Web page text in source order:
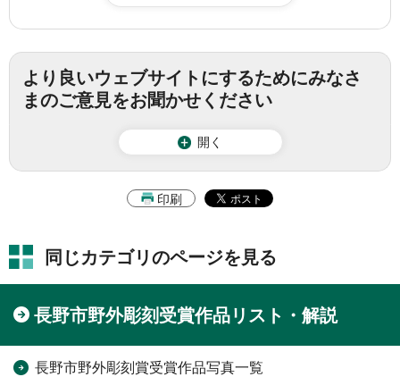
より良いウェブサイトにするためにみなさ
まのご意見をお聞かせください
開く
印刷
同じカテゴリのページを見る
長野市野外彫刻受賞作品リスト・解説
長野市野外彫刻賞受賞作品写真一覧